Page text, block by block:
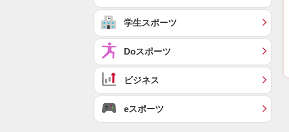
学生スポーツ
Doスポーツ
ビジネス
eスポーツ